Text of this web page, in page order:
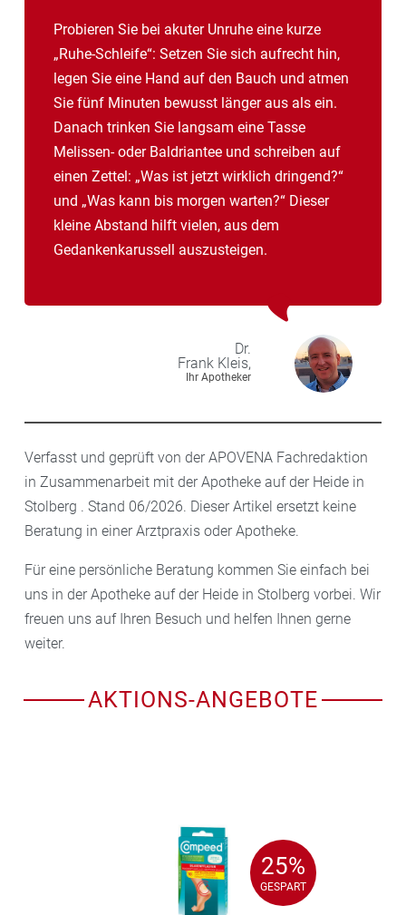
Probieren Sie bei akuter Unruhe eine kurze
„Ruhe-Schleife“: Setzen Sie sich aufrecht hin,
legen Sie eine Hand auf den Bauch und atmen
Sie fünf Minuten bewusst länger aus als ein.
Danach trinken Sie langsam eine Tasse
Melissen- oder Baldriantee und schreiben auf
einen Zettel: „Was ist jetzt wirklich dringend?“
und „Was kann bis morgen warten?“ Dieser
kleine Abstand hilft vielen, aus dem
Gedankenkarussell auszusteigen.
Dr.
Frank Kleis,
Ihr Apotheker
Verfasst und geprüft von der APOVENA Fachredaktion
in Zusammenarbeit mit der Apotheke auf der Heide in
Stolberg . Stand 06/2026. Dieser Artikel ersetzt keine
Beratung in einer Arztpraxis oder Apotheke.
Für eine persönliche Beratung kommen Sie einfach bei
uns in der Apotheke auf der Heide in Stolberg vorbei. Wir
freuen uns auf Ihren Besuch und helfen Ihnen gerne
weiter.
AKTIONS-ANGEBOTE
25%
GESPART
25%
GESPART